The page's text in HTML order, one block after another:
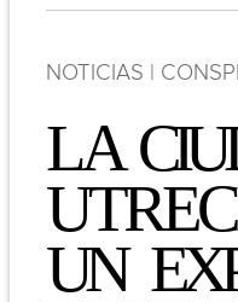
NOTICIAS |
LA
UN